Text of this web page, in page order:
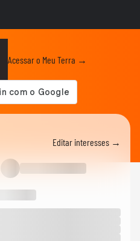
como câncer levou à
inflamação...
realidade virtual e montanha-
a Vila...
netos para Sasha e Bruna
em show; veja vídeo
Acessar o Meu Terra →
Editar interesses →